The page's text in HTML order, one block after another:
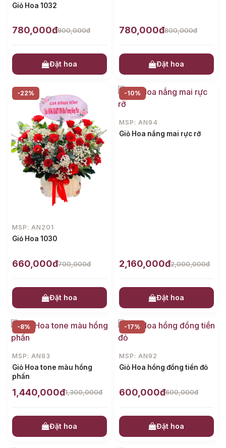
Giỏ Hoa 1032
780,000đ800,000đ
Đặt hoa
780,000đ800,000đ
Đặt hoa
-22%
MSP: AN201
Giỏ Hoa 1030
660,000đ700,000đ
Đặt hoa
-10%
MSP: AN94
Giỏ Hoa nắng mai rực rỡ
2,160,000đ2,000,000đ
Đặt hoa
-8%
MSP: AN93
Giỏ Hoa tone màu hồng
phấn
1,440,000đ1,300,000đ
Đặt hoa
-17%
MSP: AN92
Giỏ Hoa hồng đồng tiền đỏ
600,000đ600,000đ
Đặt hoa